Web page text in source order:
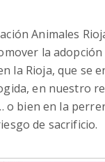
Animales
la adopción
la Rioja, que se
en nuestro
o bien en la
de sacrificio.